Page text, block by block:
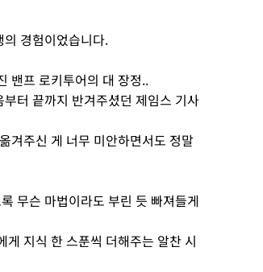
경험이었습니다.
밴프 로키투어의 대 장정..
터 끝까지 반겨주셨던 제임스 기사
겨주신 게 너무 미안하면서도 정말
무슨 마법이라도 부린 듯 빠져들게
지식 한 스푼씩 더해주는 알찬 시